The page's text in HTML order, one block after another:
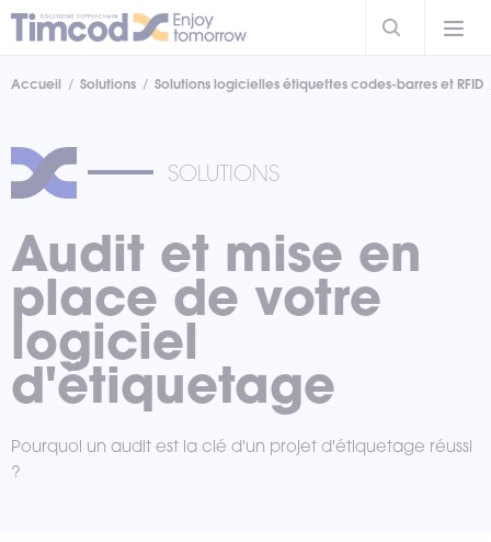
Accueil Solutions Solutions logicielles étiquettes codes-barres et RFID
SOLUTIONS
Audit et mise en
place de votre
logiciel
d'étiquetage
Pourquoi un audit est la clé d'un projet d'étiquetage réussi
?